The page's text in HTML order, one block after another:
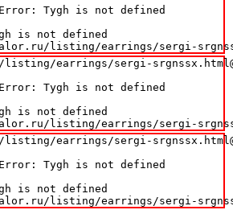
Tygh is not defined
is not defined
listing/earrings/sergi-
earrings/sergi-
Tygh is not defined
is not defined
listing/earrings/sergi-
earrings/sergi-
Tygh is not defined
is not defined
listing/earrings/sergi-